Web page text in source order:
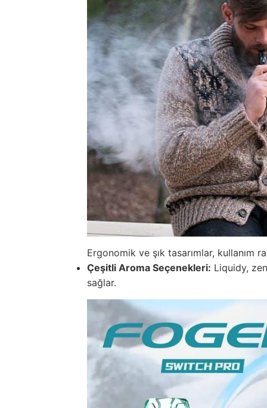
Ergonomik ve şık tasarımlar, kullanım
Çeşitli Aroma Seçenekleri: Liquidy,
sağlar.